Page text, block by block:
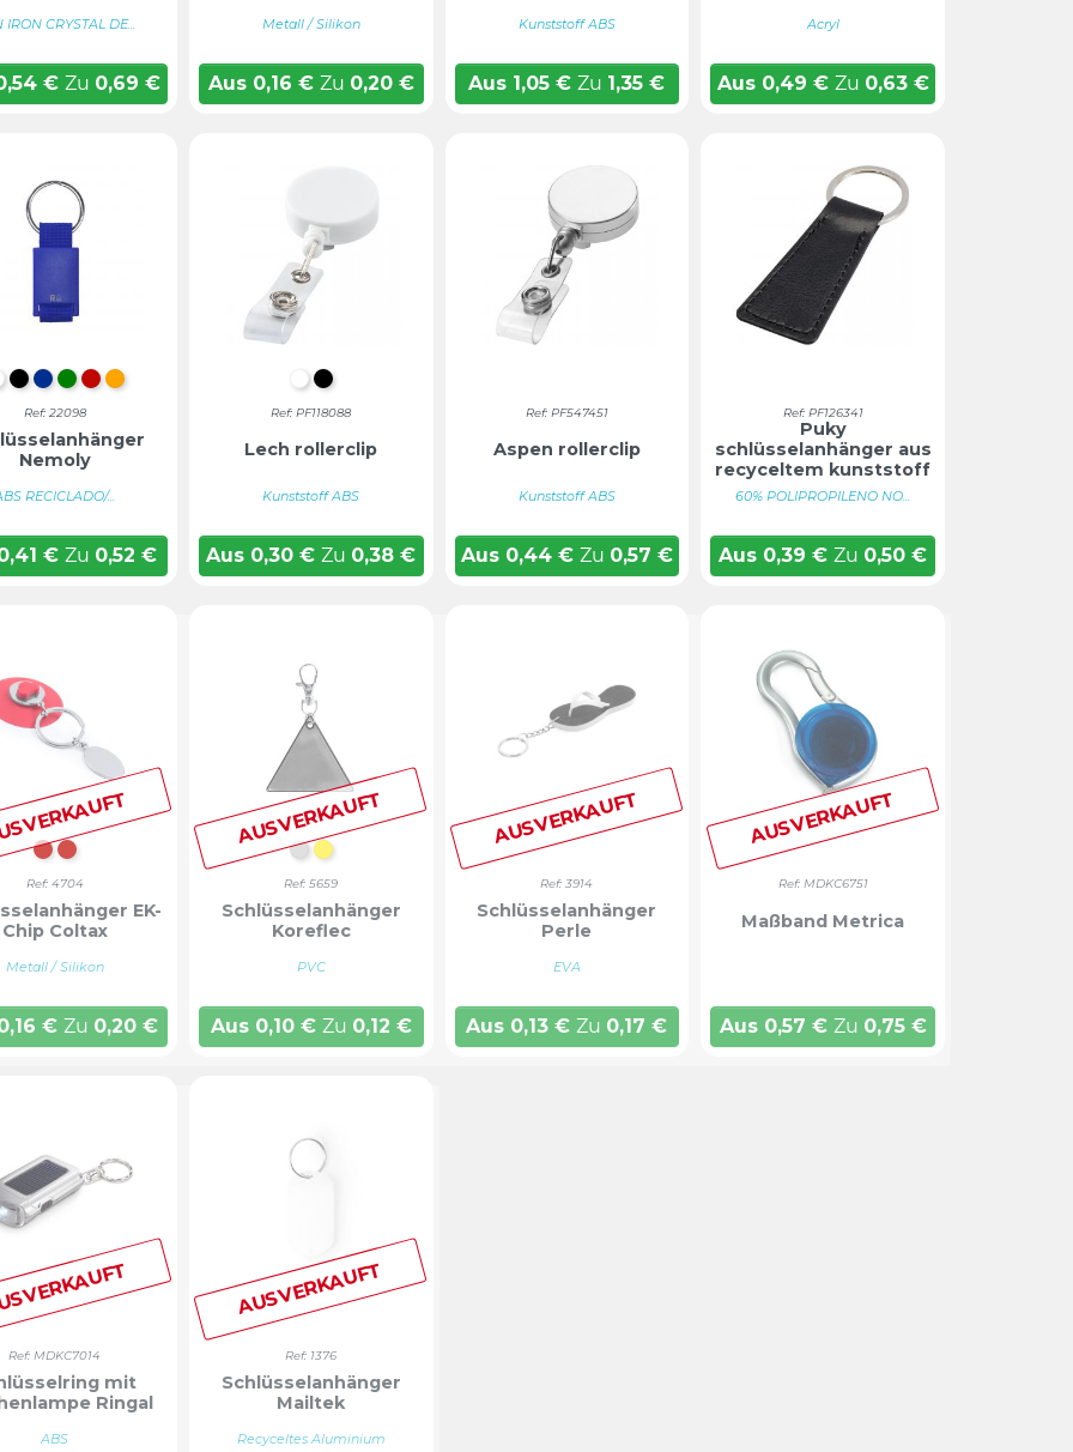
IRON CRYSTAL DE...
€ Zu 0,69 €
Metall / Silikon
Aus0,16 € Zu 0,20 €
Kunststoff ABS
Aus 1,05€ Zu 1,35€
Acryl
Aus0,49 € Zu 0,63 €
SCHWARZ
BLAU
GRÜN
ROTORANGE
Ref: 22098
Nemoly
RECICLADO/...
€ Zu 0,52€
WEIßTIEFSCHWARZ
Ref: PF118088
Lech rollerclip
Kunststoff ABS
Aus 0,30€ Zu 0,38€
Ref: PF547451
Aspen rollerclip
Kunststoff ABS
Aus0,44 € Zu 0,57 €
Ref: PF126341
Puky
schlüsselanhänger aus
recyceltem kunststoff
60% POLIPROPILENO NO...
Aus 0,39€ Zu 0,50€
RotROT
Ref: 4704
EK-
Chip Coltax
Metall / Silikon
€ Zu 0,20 €
AUSVERKAUFT
SilberGelb
Ref: 5659
Schlüsselanhänger
Koreflec
PVC
Aus0,10 € Zu 0,12 €
AUSVERKAUFT
Ref: 3914
Schlüsselanhänger
Perle
EVA
Aus 0,13€ Zu 0,17€
AUSVERKAUFT
Ref: MDKC6751
Maßband Metrica
Aus0,57 € Zu 0,75 €
Ref: MDKC7014
mit
Ringal
ABS
AUSVERKAUFT
Ref: 1376
Schlüsselanhänger
Mailtek
Recyceltes Aluminium